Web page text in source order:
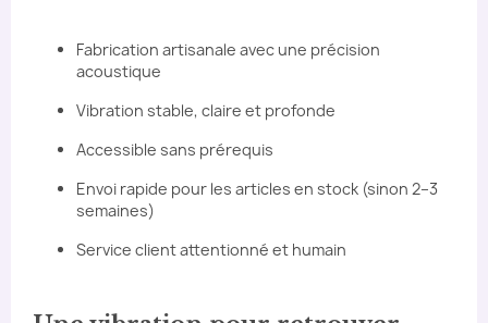
Fabrication artisanale avec une précision
acoustique
Vibration stable, claire et profonde
Accessible sans prérequis
Envoi rapide pour les articles en stock (sinon 2–3
semaines)
Service client attentionné et humain